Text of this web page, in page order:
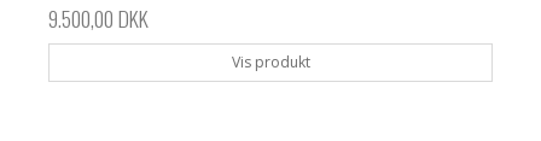
9.500,00 DKK
Vis produkt